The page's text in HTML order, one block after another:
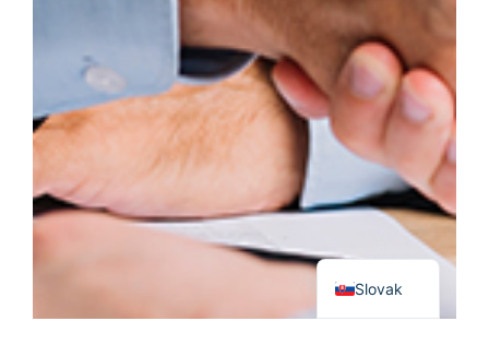
Slovak
German